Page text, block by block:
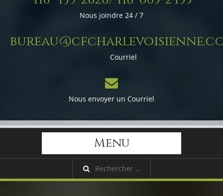
Nous joindre 24 / 7
Courriel
Nous envoyer un Courriel
Menu